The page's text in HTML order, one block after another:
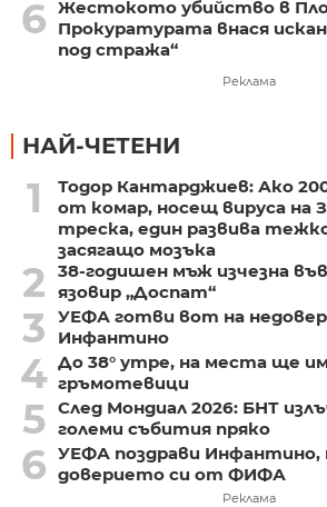
6 Жестокото убийство в
Прокуратурата внася
под стража“
Реклама
НАЙ-ЧЕТЕНИ
1
Тодор Кантарджиев: Ако
от комар, носещ вируса на
треска, един развива
засягащо мозъка
2
38-годишен мъж изчезна
язовир „Доспат“
3
УЕФА готви вот на
Инфантино
4 До 38° утре, на места ще
гръмотевици
5 След Мондиал 2026: БНТ
големи събития пряко
6 УЕФА поздрави Инфантино,
доверието си от ФИФА
Реклама